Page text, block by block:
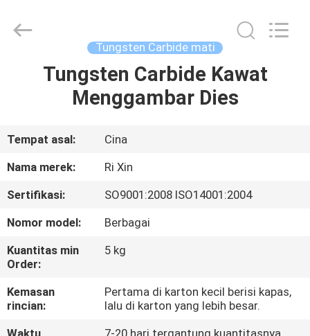
RUMAH
TENTANG
KITA
WISATA
PABRIK
KONTROL
Carbide
Tungsten Carbide mati
Tungsten Carbide Kawat
Menggambar Dies
Tempat asal:
Cina
Nama merek:
Ri Xin
Sertifikasi:
SO9001:2008 ISO14001:2004
Nomor model:
Berbagai
Kuantitas min
Order:
5 kg
Kemasan
rincian:
Pertama di karton kecil berisi kapas,
lalu di karton yang lebih besar.